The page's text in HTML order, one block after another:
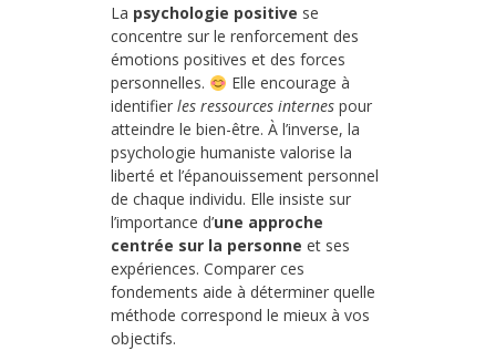
La psychologie positive se
concentre sur le renforcement des
émotions positives et des forces
personnelles.
Elle encourage à
identifier les ressources internes pour
atteindre le bien-être. À l’inverse, la
psychologie humaniste valorise la
liberté et l’épanouissement personnel
de chaque individu. Elle insiste sur
l’importance d’une approche
centrée sur la personne et ses
expériences. Comparer ces
fondements aide à déterminer quelle
méthode correspond le mieux à vos
objectifs.